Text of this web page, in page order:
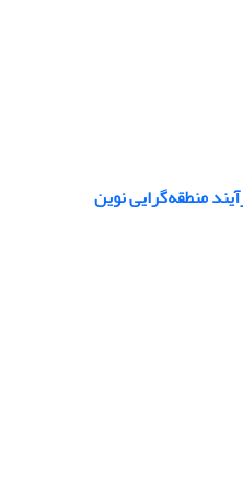
منطقه‌گرایی نوین